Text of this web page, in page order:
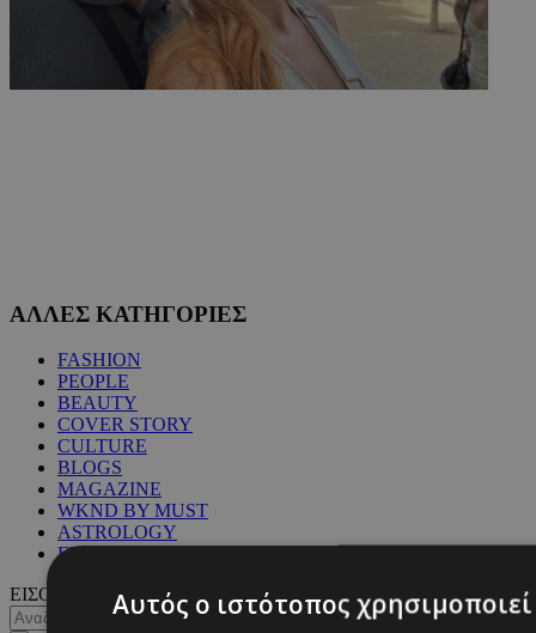
ΑΛΛΕΣ ΚΑΤΗΓΟΡΙΕΣ
FASHION
PEOPLE
BEAUTY
COVER STORY
CULTURE
BLOGS
MAGAZINE
WKND BY MUST
ASTROLOGY
ΓΕΝΙΚΕΣ ΠΛΗΡΟΦΟΡΙΕΣ
ΕΙΣΟΔΟΣ
Αυτός ο ιστότοπος